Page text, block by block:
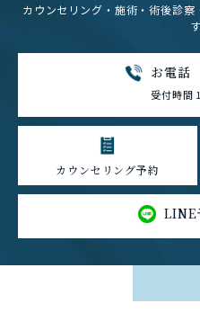
カウンセリング・施術・術後診
お電話
受付時間
カウンセリング予約
LINE